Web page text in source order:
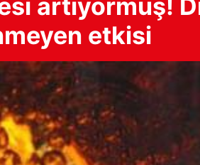
artıyormuş!
etkisi